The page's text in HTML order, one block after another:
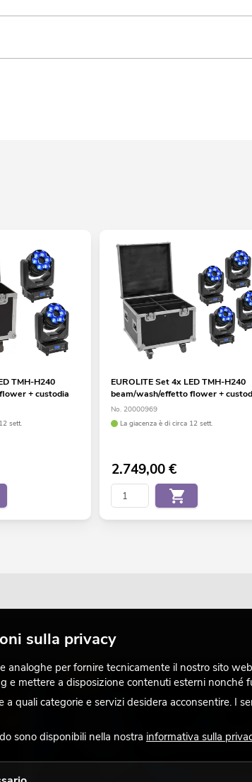
TMH-H240
+ custodia
sett.
EUROLITE Set 4x LED TMH-H240
beam/wash/effetto flower +
No. 20000969
La giacenza è di circa 12 sett.
2.749,00€
LUCE
sulla privacy
analoghe per fornire tecnicamente il nostro sito
e mettere a disposizione contenuti esterni nonché
a quali categorie e servizi desidera acconsentire. I
sono disponibili nella nostra informativa sulla